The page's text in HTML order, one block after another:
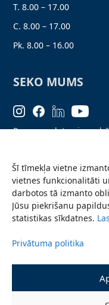
Šī tīmekļa vietne
vietnes funkcionalitāti
darbotos tā izmanto
Jūsu piekrišanu
statistikas sīkdatnes.
Privātuma politika
T. 8.00 – 17.00
C. 8.00 – 17.00
Pk. 8.00 – 16.00
SEKO MUMS
Personas datu
Ziņo par problēmu
Pieteikties jaunumiem
Piekļūstamības
© 2026